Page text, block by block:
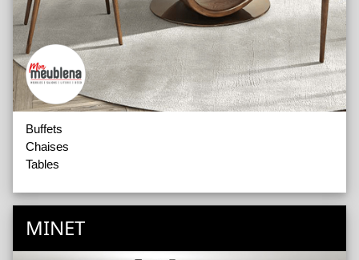
Buffets
Chaises
Tables
MINET